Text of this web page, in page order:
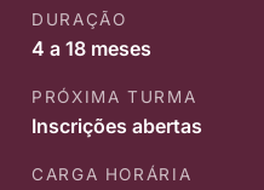
DURAÇÃO
4 a 18 meses
PRÓXIMA TURMA
Inscrições abertas
CARGA HORÁRIA